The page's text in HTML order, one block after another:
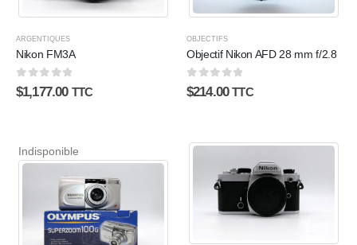
ARGENTIQUES
Nikon FM3A
0sur 5
$1,177.00 TTC
OBJECTIFS
Objectif Nikon AFD 28 mm f/2.8
0sur 5
$214.00 TTC
Indisponible